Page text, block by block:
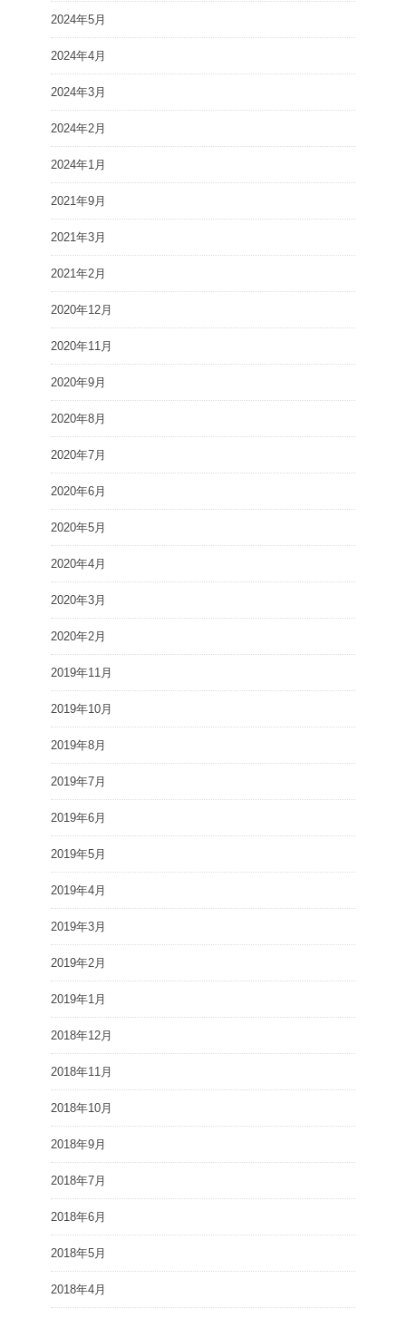
2024年5月
2024年4月
2024年3月
2024年2月
2024年1月
2021年9月
2021年3月
2021年2月
2020年12月
2020年11月
2020年9月
2020年8月
2020年7月
2020年6月
2020年5月
2020年4月
2020年3月
2020年2月
2019年11月
2019年10月
2019年8月
2019年7月
2019年6月
2019年5月
2019年4月
2019年3月
2019年2月
2019年1月
2018年12月
2018年11月
2018年10月
2018年9月
2018年7月
2018年6月
2018年5月
2018年4月